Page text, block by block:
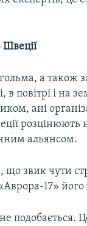
а також
повітрі і на
ані
розцінюють
альянсом.
що звик чути
17» його
подобається.